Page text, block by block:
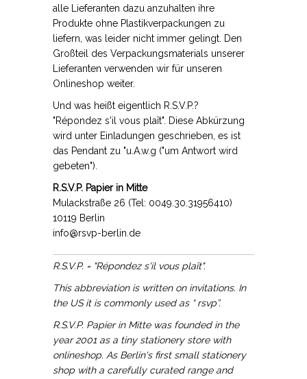
alle Lieferanten dazu anzuhalten ihre
Produkte ohne Plastikverpackungen zu
liefern, was leider nicht immer gelingt. Den
Großteil des Verpackungsmaterials unserer
Lieferanten verwenden wir für unseren
Onlineshop weiter.
Und was heißt eigentlich R.S.V.P.?
"Répondez s'il vous plaît". Diese Abkürzung
wird unter Einladungen geschrieben, es ist
das Pendant zu "u.A.w.g ("um Antwort wird
gebeten").
R.S.V.P. Papier in Mitte
Mulackstraße 26 (Tel: 0049.30.31956410)
10119 Berlin
info@rsvp-berlin.de
R.S.V.P. = "Répondez s'il vous plaît".
This abbreviation is written on invitations. In
the US it is commonly used as “ rsvp”.
R.S.V.P. Papier in Mitte was founded in the
year 2001 as a tiny stationery store with
onlineshop. As Berlin's first small stationery
shop with a carefully curated range and